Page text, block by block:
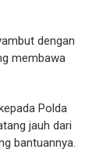
dengan
membawa
Polda
jauh dari
bantuannya.